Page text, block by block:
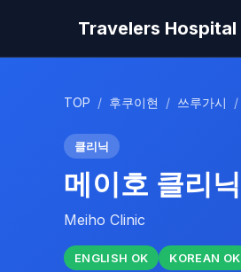
Travelers Hospital
TOP / 후쿠이현 / 쓰루가시 /
클리닉
메이호 클리닉
Meiho Clinic
ENGLISH OK KOREAN OK